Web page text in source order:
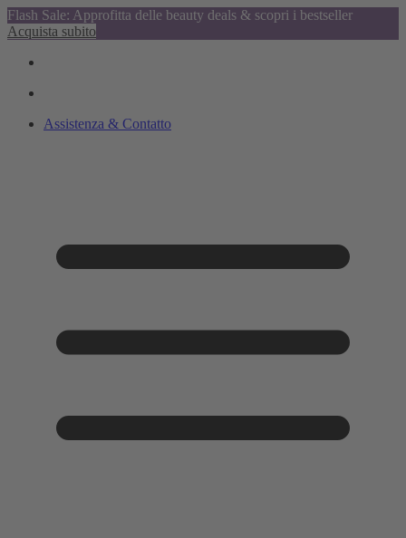
Flash Sale: Approfitta delle beauty deals & scopri i bestseller
Acquista subito
Assistenza & Contatto